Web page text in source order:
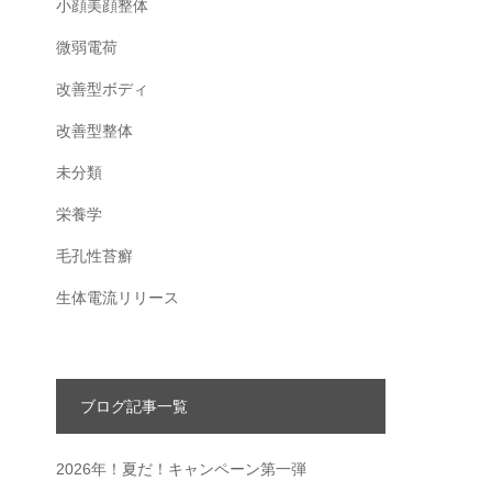
小顔美顔整体
微弱電荷
改善型ボディ
改善型整体
未分類
栄養学
毛孔性苔癬
生体電流リリース
ブログ記事一覧
2026年！夏だ！キャンペーン第一弾